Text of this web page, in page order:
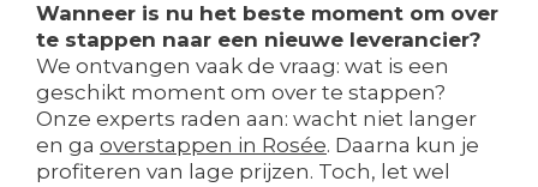
Wanneer is nu het beste moment om over
te stappen naar een nieuwe leverancier?
We ontvangen vaak de vraag: wat is een
geschikt moment om over te stappen?
Onze experts raden aan: wacht niet langer
en ga overstappen in Rosée. Daarna kun je
profiteren van lage prijzen. Toch, let wel